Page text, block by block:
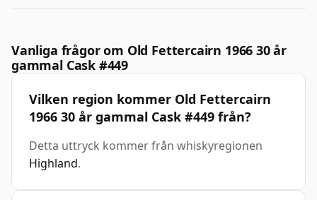
Vanliga frågor om Old Fettercairn 1966 30 år
gammal Cask #449
Vilken region kommer Old Fettercairn
1966 30 år gammal Cask #449 från?
Detta uttryck kommer från whiskyregionen
Highland.